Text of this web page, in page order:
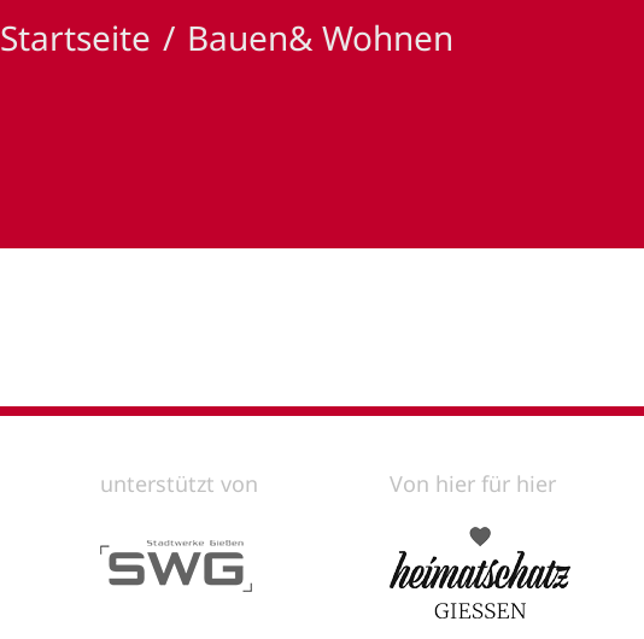
Startseite Bauen& Wohnen
unterstützt von Von hier für hier